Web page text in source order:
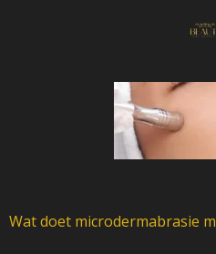
Wat doet microdermabrasie